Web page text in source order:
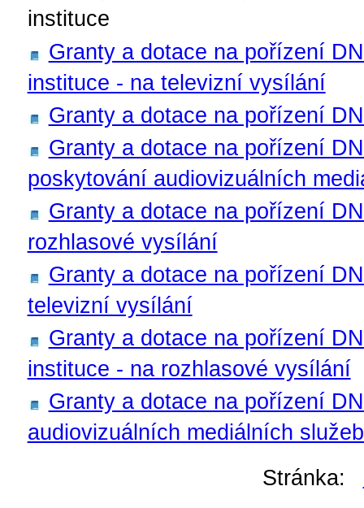
instituce
Granty a dotace na pořízení
instituce - na televizní vysílání
Granty a dotace na pořízení
Granty a dotace na pořízení
poskytování audiovizuálních
Granty a dotace na pořízení
rozhlasové vysílání
Granty a dotace na pořízení
televizní vysílání
Granty a dotace na pořízení
instituce - na rozhlasové vysílání
Granty a dotace na pořízení
audiovizuálních mediálních
Stránka: